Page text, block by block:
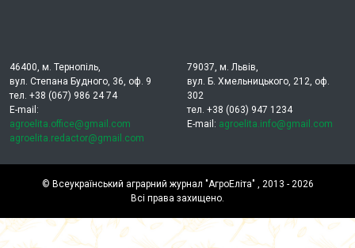
46400, м. Тернопіль,
вул. Степана Будного, 36, оф. 9
тел. +38 (067) 986 24 74
E-mail:
agroelita.office@gmail.com
agroelita.redactor@gmail.com
79037, м. Львів,
вул. Б. Хмельницького, 212, оф.
302
тел. +38 (063) 947 1234
E-mail: agroelita.info@gmail.com
© Всеукраїнський аграрний журнал "АгроЕліта" , 2013 - 2026
Всі права захищено.